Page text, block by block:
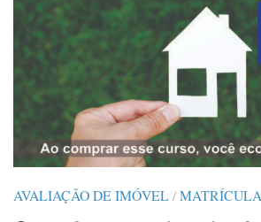
AVALIAÇÃO DE IMÓVEL/MATRÍCULA